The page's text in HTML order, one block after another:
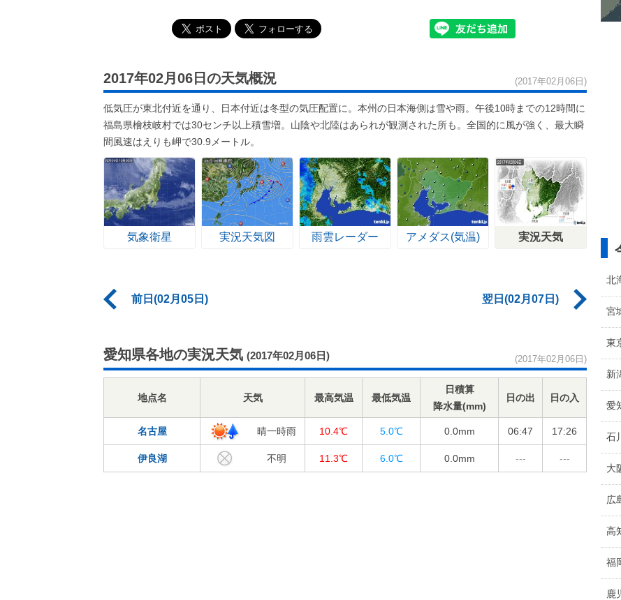
2017年02月06日の天気概況 (2017年02月06日)
低気圧が東北付近を通り、日本付近は冬型の気圧配置に。本州の日本海側は雪や雨。午後10時までの12時間に
福島県檜枝岐村では30センチ以上積雪増。山陰や北陸はあられが観測された所も。全国的に風が強く、最大瞬
間風速はえりも岬で30.9メートル。
気象衛星 実況天気図 雨雲レーダー アメダス(気温) 実況天気
前日(02月05日) 翌日(02月07日)
愛知県各地の実況天気 (2017年02月06日) (2017年02月06日)
地点名 天気 最高気温 最低気温
日積算
降水量(mm)
日の出 日の入
名古屋 晴一時雨 10.4℃ 5.0℃ 0.0mm 06:47 17:26
伊良湖 不明 11.3℃ 6.0℃ 0.0mm --- ---
北
宮
東
新
愛
石
大
広
高
福
鹿